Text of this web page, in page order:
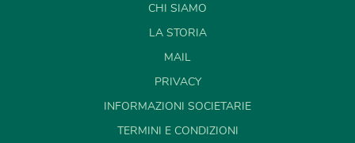
CHI SIAMO
LA STORIA
MAIL
PRIVACY
INFORMAZIONI SOCIETARIE
TERMINI E CONDIZIONI